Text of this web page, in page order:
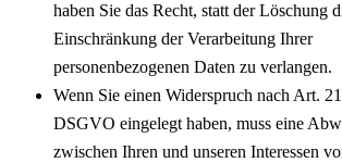
haben Sie das Recht, statt der Löschung
Einschränkung der Verarbeitung Ihrer
personenbezogenen Daten zu verlangen.
Wenn Sie einen Widerspruch nach Art.
DSGVO eingelegt haben, muss eine
zwischen Ihren und unseren Interessen